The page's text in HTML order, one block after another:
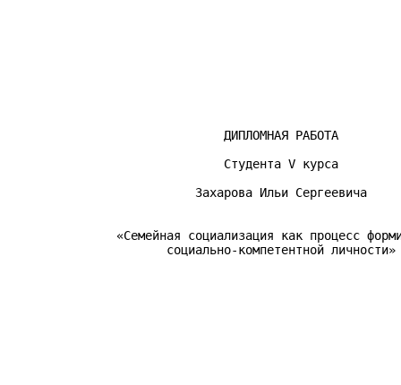
                              ДИПЛОМНАЯ РАБОТА
                              Студента V курса
                          Захарова Ильи Сергеевича
«Семейная социализация как процесс
                      социально-компетентной личности»